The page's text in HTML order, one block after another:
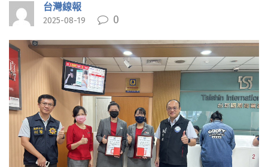
台灣線報
2025-08-19 0